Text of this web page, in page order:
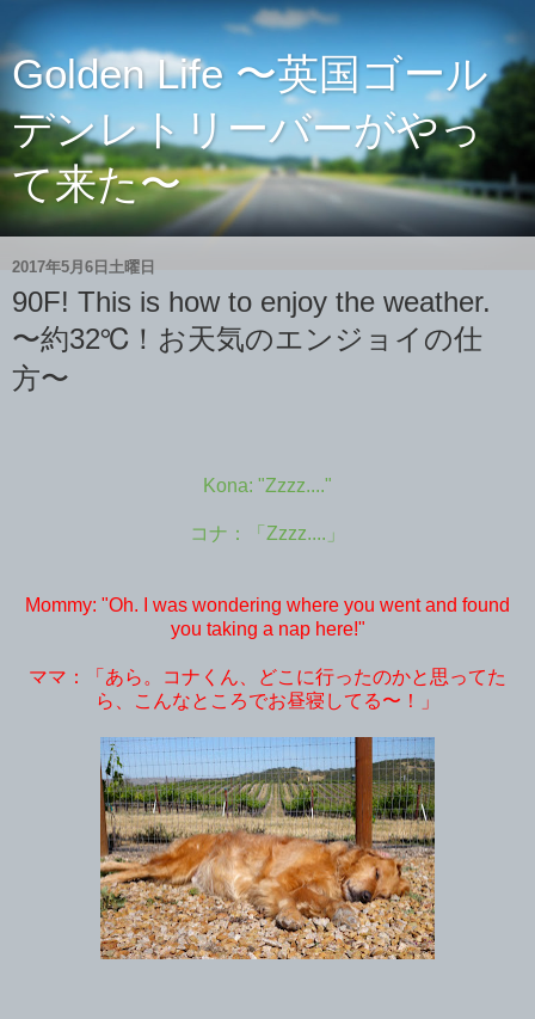
Golden Life 〜英国ゴール
デンレトリーバーがやっ
て来た〜
2017年5月6日土曜日
90F! This is how to enjoy the weather.
〜約32℃！お天気のエンジョイの仕
方〜
Kona: "Zzzz...."
コナ：「Zzzz....」
Mommy: "Oh. I was wondering where you went and found
you taking a nap here!"
ママ：「あら。コナくん、どこに行ったのかと思ってた
ら、こんなところでお昼寝してる〜！」